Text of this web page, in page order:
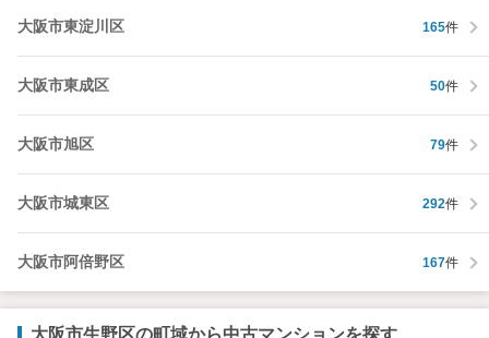
大阪市東淀川区 165件
大阪市東成区 50件
大阪市旭区 79件
大阪市城東区 292件
大阪市阿倍野区 167件